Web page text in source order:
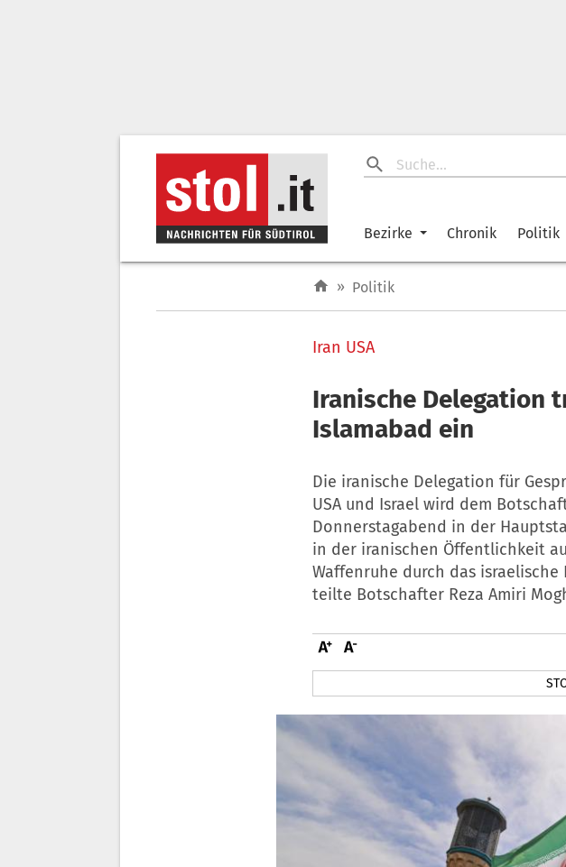
Bezirke Chronik Politik
» Politik
Iran USA
Iranische Delegation
Islamabad ein
Die iranische Delegation für
USA und Israel wird dem
Donnerstagabend in der
in der iranischen Öffentlichkeit
Waffenruhe durch das israelische
teilte Botschafter Reza Amiri